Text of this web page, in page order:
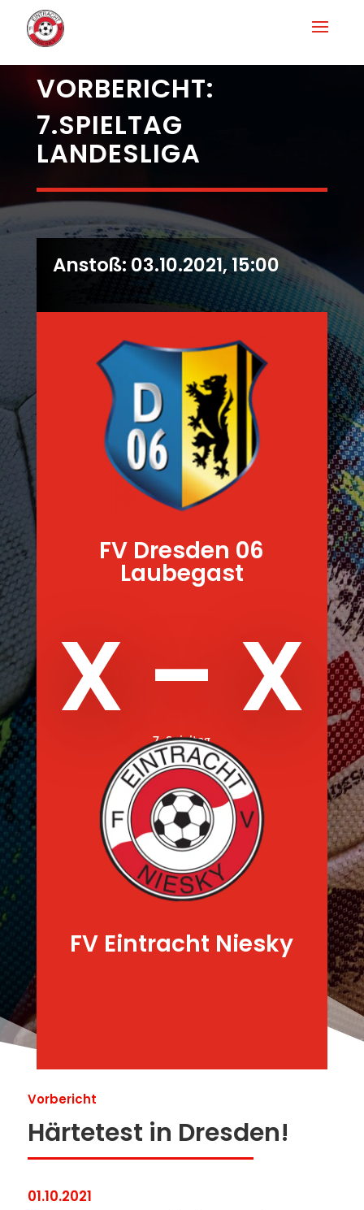
VORBERICHT:
7.SPIELTAG
LANDESLIGA
Anstoß: 03.10.2021, 15:00
FV Dresden 06
Laubegast
X – X
7. Spieltag
FV Eintracht Niesky
Vorbericht
Härtetest in Dresden!
01.10.2021